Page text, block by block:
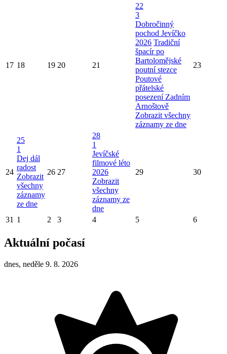
17 18 19 20 21
22
3
Dobročinný
pochod Jevíčko
2026 Tradiční
špacír po
Bartolomějské
poutní stezce
Poutové
přátelské
posezení Zadním
Arnoštově
Zobrazit všechny
záznamy ze dne
23
24
25
1
Dej dál
radost
Zobrazit
všechny
záznamy
ze dne
26 27
28
1
Jevíčské
filmové léto
2026
Zobrazit
všechny
záznamy ze
dne
29 30
31 1 2 3 4 5 6
Aktuální počasí
dnes, neděle 9. 8. 2026